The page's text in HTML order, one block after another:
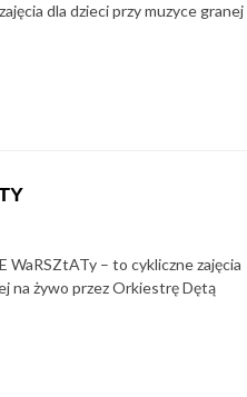
dla dzieci przy muzyce granej
WaRSZtATy – to cykliczne zajęcia
na żywo przez Orkiestrę Dętą